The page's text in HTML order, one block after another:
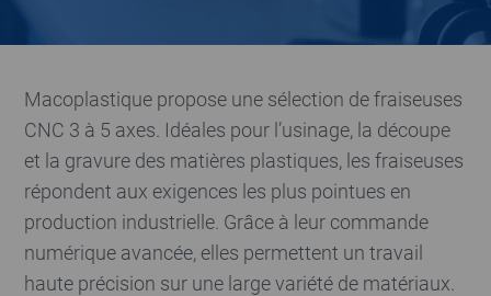
Macoplastique propose une sélection de fraiseuses
CNC 3 à 5 axes. Idéales pour l’usinage, la découpe
et la gravure des matières plastiques, les fraiseuses
répondent aux exigences les plus pointues en
production industrielle. Grâce à leur commande
numérique avancée, elles permettent un travail
haute précision sur une large variété de matériaux.